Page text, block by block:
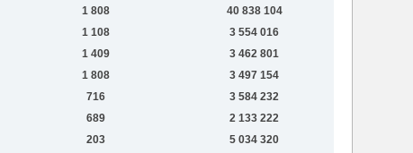
1 808
40 838 104
1 108
3 554 016
1 409
3 462 801
1 808
3 497 154
716
3 584 232
689
2 133 222
203
5 034 320